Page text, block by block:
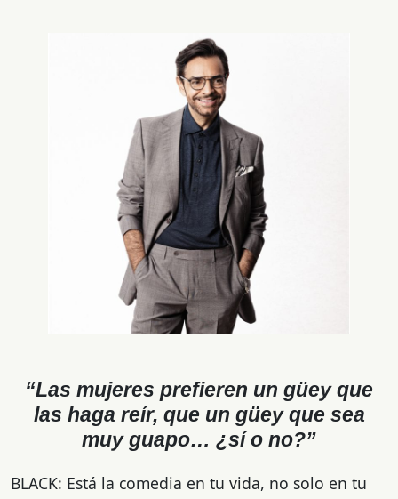
“Las mujeres prefieren un güey que
las haga reír, que un güey que sea
muy guapo… ¿sí o no?”
BLACK: Está la comedia en tu vida, no solo en tu